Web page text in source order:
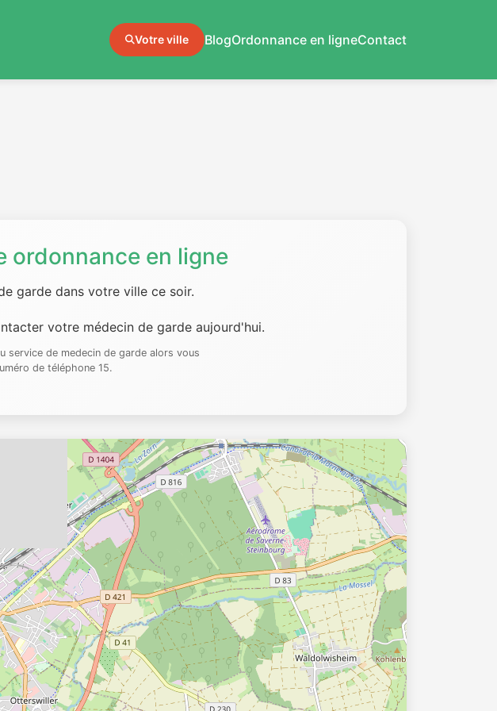
Votre ville BlogOrdonnance en ligneContact
ordonnance en ligne
garde dans votre ville ce soir.
votre médecin de garde aujourd'hui.
service de medecin de garde alors vous
de téléphone 15.